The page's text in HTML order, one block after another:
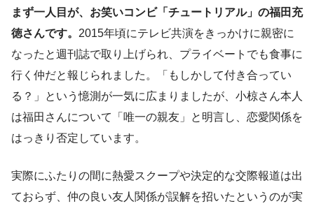
まず一人目が、お笑いコンビ「チュートリアル」の福田充
徳さんです。 2015年頃にテレビ共演をきっかけに親密に
なったと週刊誌で取り上げられ、プライベートでも食事に
行く仲だと報じられました。「もしかして付き合ってい
る？」という憶測が一気に広まりましたが、小椋さん本人
は福田さんについて「唯一の親友」と明言し、恋愛関係を
はっきり否定しています。
実際にふたりの間に熱愛スクープや決定的な交際報道は出
ておらず、仲の良い友人関係が誤解を招いたというのが実